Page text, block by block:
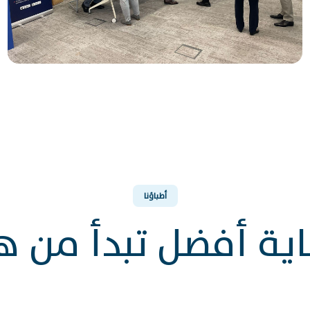
أطباؤنا
أفضل تبدأ من